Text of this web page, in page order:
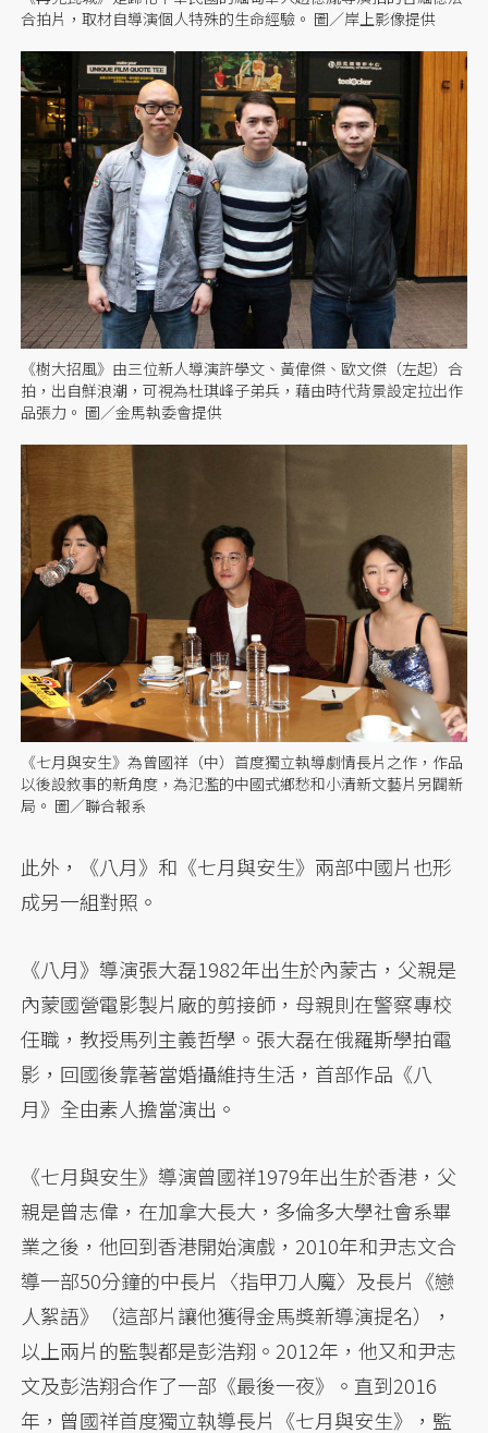
合拍片，取材自導演個人特殊的生命經驗。 圖／岸上影像提供
《樹大招風》由三位新人導演許學文、黃偉傑、歐文傑（左起）合
拍，出自鮮浪潮，可視為杜琪峰子弟兵，藉由時代背景設定拉出作
品張力。 圖／金馬執委會提供
《七月與安生》為曾國祥（中）首度獨立執導劇情長片之作，作品
以後設敘事的新角度，為氾濫的中國式鄉愁和小清新文藝片另闢新
局。 圖／聯合報系
此外，《八月》和《七月與安生》兩部中國片也形
成另一組對照。
《八月》導演張大磊1982年出生於內蒙古，父親是
內蒙國營電影製片廠的剪接師，母親則在警察專校
任職，教授馬列主義哲學。張大磊在俄羅斯學拍電
影，回國後靠著當婚攝維持生活，首部作品《八
月》全由素人擔當演出。
《七月與安生》導演曾國祥1979年出生於香港，父
親是曾志偉，在加拿大長大，多倫多大學社會系畢
業之後，他回到香港開始演戲，2010年和尹志文合
導一部50分鐘的中長片〈指甲刀人魔〉及長片《戀
人絮語》（這部片讓他獲得金馬獎新導演提名），
以上兩片的監製都是彭浩翔。2012年，他又和尹志
文及彭浩翔合作了一部《最後一夜》。直到2016
年，曾國祥首度獨立執導長片《七月與安生》，監